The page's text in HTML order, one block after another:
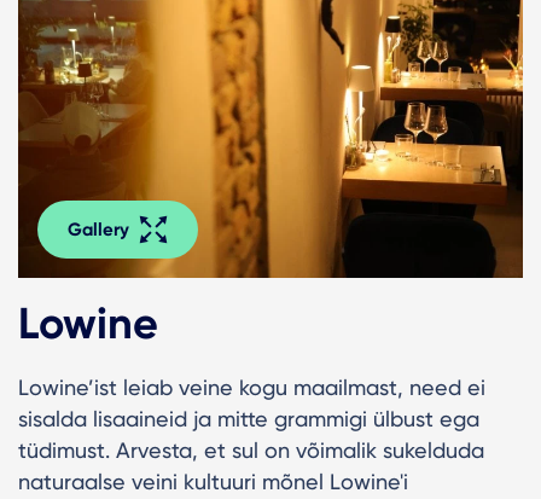
Gallery
Lowine
Lowine’ist leiab veine kogu maailmast, need ei
sisalda lisaaineid ja mitte grammigi ülbust ega
tüdimust. Arvesta, et sul on võimalik sukelduda
naturaalse veini kultuuri mõnel Lowine'i